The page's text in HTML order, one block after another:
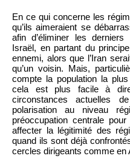
En ce qui concerne les
qu’ils aimeraient se
afin d’éliminer les
Israël, en partant du
ennemi, alors que l’Iran
qu’un voisin. Mais,
compte la population la
cela est plus facile à
circonstances actuelles
polarisation au niveau
préoccupation centrale
affecter la légitimité des
quand ils sont déjà
cercles dirigeants comme en